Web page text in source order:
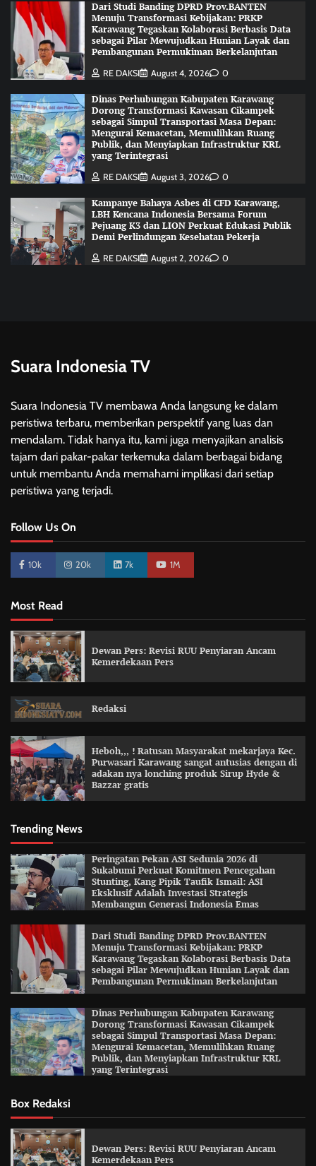
Dari Studi Banding DPRD Prov.BANTEN
Menuju Transformasi Kebijakan: PRKP
Karawang Tegaskan Kolaborasi Berbasis Data
sebagai Pilar Mewujudkan Hunian Layak dan
Pembangunan Permukiman Berkelanjutan
RE DAKSI August 4, 2026 0
Dinas Perhubungan Kabupaten Karawang
Dorong Transformasi Kawasan Cikampek
sebagai Simpul Transportasi Masa Depan:
Mengurai Kemacetan, Memulihkan Ruang
Publik, dan Menyiapkan Infrastruktur KRL
yang Terintegrasi
RE DAKSI August 3, 2026 0
Kampanye Bahaya Asbes di CFD Karawang,
LBH Kencana Indonesia Bersama Forum
Pejuang K3 dan LION Perkuat Edukasi Publik
Demi Perlindungan Kesehatan Pekerja
RE DAKSI August 2, 2026 0
Suara Indonesia TV
Suara Indonesia TV membawa Anda langsung ke dalam
peristiwa terbaru, memberikan perspektif yang luas dan
mendalam. Tidak hanya itu, kami juga menyajikan analisis
tajam dari pakar-pakar terkemuka dalam berbagai bidang
untuk membantu Anda memahami implikasi dari setiap
peristiwa yang terjadi.
Follow Us On
10k 20k 7k 1M
Most Read
Dewan Pers: Revisi RUU Penyiaran Ancam
Kemerdekaan Pers
Redaksi
Heboh,,, ! Ratusan Masyarakat mekarjaya Kec.
Purwasari Karawang sangat antusias dengan di
adakan nya lonching produk Sirup Hyde &
Bazzar gratis
Trending News
Peringatan Pekan ASI Sedunia 2026 di
Sukabumi Perkuat Komitmen Pencegahan
Stunting, Kang Pipik Taufik Ismail: ASI
Eksklusif Adalah Investasi Strategis
Membangun Generasi Indonesia Emas
Dari Studi Banding DPRD Prov.BANTEN
Menuju Transformasi Kebijakan: PRKP
Karawang Tegaskan Kolaborasi Berbasis Data
sebagai Pilar Mewujudkan Hunian Layak dan
Pembangunan Permukiman Berkelanjutan
Dinas Perhubungan Kabupaten Karawang
Dorong Transformasi Kawasan Cikampek
sebagai Simpul Transportasi Masa Depan:
Mengurai Kemacetan, Memulihkan Ruang
Publik, dan Menyiapkan Infrastruktur KRL
yang Terintegrasi
Box Redaksi
Dewan Pers: Revisi RUU Penyiaran Ancam
Kemerdekaan Pers